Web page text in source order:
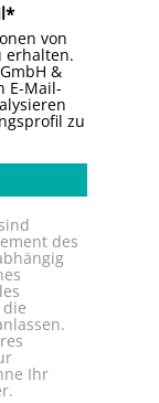
von
erhalten.
&
E-Mail-
zu
des
Ihr